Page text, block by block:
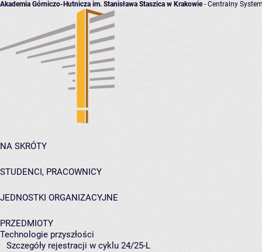
Akademia Górniczo-Hutnicza im. Stanisława Staszica w Krakowie- Centralny
NA SKRÓTY
STUDENCI, PRACOWNICY
JEDNOSTKI ORGANIZACYJNE
PRZEDMIOTY
Technologie przyszłości
Szczegóły rejestracji w cyklu 24/25-L